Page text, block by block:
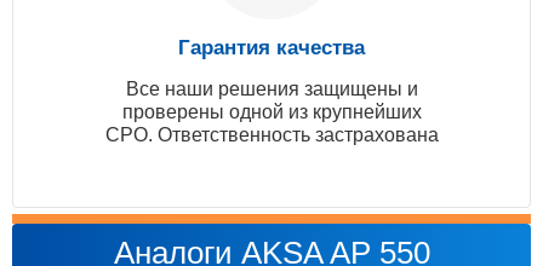
Гарантия качества
Все наши решения защищены и
проверены одной из крупнейших
СРО. Ответственность застрахована
Аналоги AKSA AP 550